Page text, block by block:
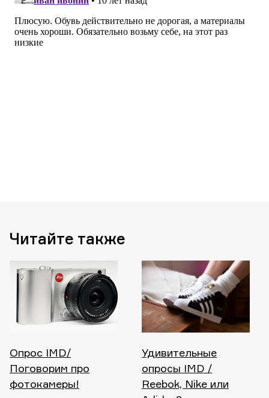
Читайте также
Опрос IMD/
Поговорим про
фотокамеры!
Удивительные
опросы IMD /
Reebok, Nike или